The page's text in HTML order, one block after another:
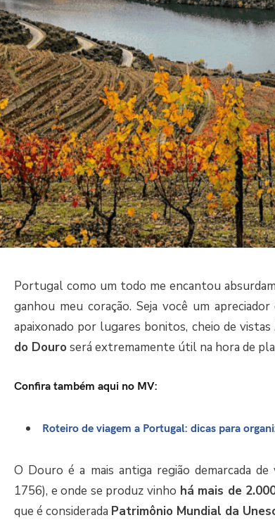
Portugal como um todo me encantou
ganhou meu coração. Seja você um
apaixonado por lugares bonitos, cheio de vistas
do Douro será extremamente útil na hora de
Confira também aqui no MV:
Roteiro de viagem a Portugal: dicas para
O Douro é a mais antiga região demarcada
1756), e onde se produz vinho há mais de
que é considerada Patrimônio Mundial da